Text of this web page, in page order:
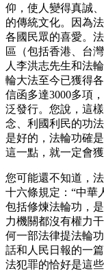
仰，使人變得真誠
的傳統文化。因為
各國民眾的喜愛。
區（包括香港、台
人李洪志先生和法
輪大法至今已獲得
信函多達3000多項
泛發行。您說，這
念、利國利民的功
是好的，法輪功確
這一點，就一定會
您可能還不知道，
十六條規定：“中華
包括修煉法輪功，
力機關都沒有權力
何一部法律提法輪
話和人民日報的一
法犯罪的恰好是這